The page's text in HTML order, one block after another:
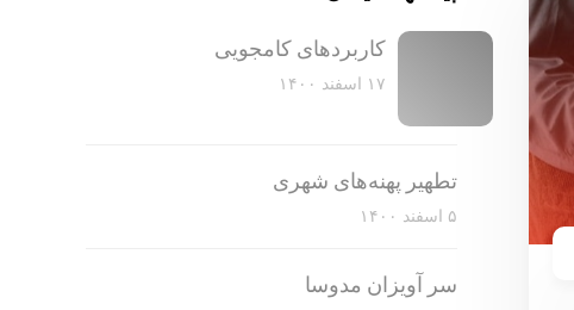
کاربرد‌های کامجویی
۱۷ اسفند ۱۴۰۰
تطهیر پهنه‌های شهری
۵ اسفند ۱۴۰۰
سر آویزان مدوسا